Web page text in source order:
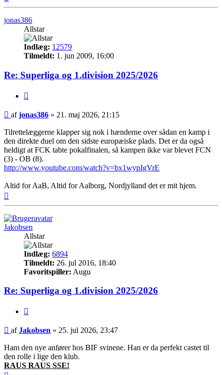
jonas386
Allstar
Indlæg: 12579
Tilmeldt: 1. jun 2009, 16:00
Re: Superliga og 1.division 2025/2026
Indlæg
afjonas386 » 21. maj 2026, 21:15
Tilrettelæggerne klapper sig nok i hænderne over sådan en kamp i
den direkte duel om den sidste europæiske plads. Det er da også
heldigt at FCK tabte pokalfinalen, så kampen ikke var blevet FCN
(3) - OB (8).
http://www.youtube.com/watch?v=bx1wypIgVrE
Altid for AaB, Altid for Aalborg, Nordjylland det er mit hjem.
Jakobsen
Allstar
Indlæg: 6894
Tilmeldt: 26. jul 2016, 18:40
Favoritspiller: Augu
Re: Superliga og 1.division 2025/2026
Indlæg
afJakobsen » 25. jul 2026, 23:47
Ham den nye anfører hos BIF svinene. Han er da perfekt castet til
den rolle i lige den klub.
RAUS RAUS SSE!